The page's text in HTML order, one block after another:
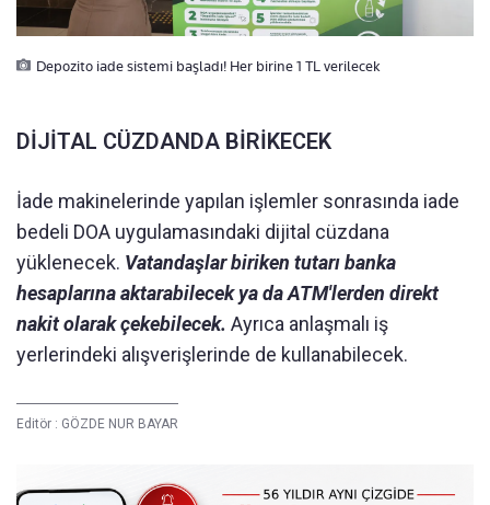
Depozito iade sistemi başladı! Her birine 1 TL verilecek
DİJİTAL CÜZDANDA BİRİKECEK
İade makinelerinde yapılan işlemler sonrasında iade
bedeli DOA uygulamasındaki dijital cüzdana
yüklenecek. Vatandaşlar biriken tutarı banka
hesaplarına aktarabilecek ya da ATM'lerden direkt
nakit olarak çekebilecek. Ayrıca anlaşmalı iş
yerlerindeki alışverişlerinde de kullanabilecek.
Editör : GÖZDE NUR BAYAR